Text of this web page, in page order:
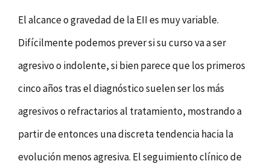
El alcance o gravedad de la EII es muy variable.
Difícilmente podemos prever si su curso va a ser
agresivo o indolente, si bien parece que los primeros
cinco años tras el diagnóstico suelen ser los más
agresivos o refractarios al tratamiento, mostrando a
partir de entonces una discreta tendencia hacia la
evolución menos agresiva. El seguimiento clínico de